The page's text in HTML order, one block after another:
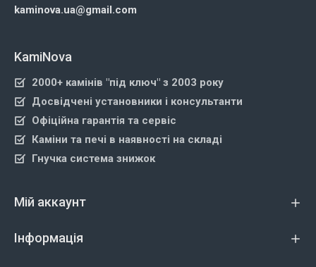
kaminova.ua@gmail.com
KamiNova
2000+ камінів "під ключ" з 2003 року
Досвідчені установники і консультанти
Офіційна гарантія та сервіс
Каміни та печі в наявності на складі
Гнучка система знижок
Мій аккаунт
Інформація